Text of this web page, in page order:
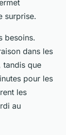
surprise.
besoins.
dans les
tandis que
pour les
les
au